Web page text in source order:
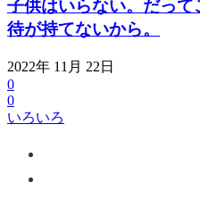
子供はいらない。だって
待が持てないから。
2022年 11月 22日
0
0
いろいろ